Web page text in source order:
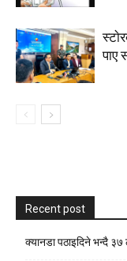
पाए
Recent post
क्यानडा पठाइदिने भन्दै